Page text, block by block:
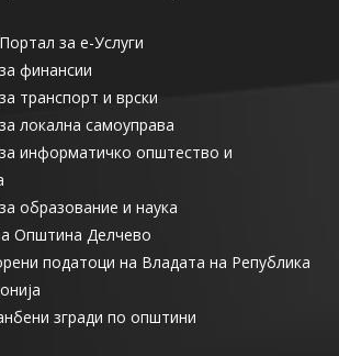
за е-Услуги
финансии
транспорт и врски
локална самоуправа
информатичко општество и
образование и наука
Општина Делчево
податоци на Владата на Република
згради по општини